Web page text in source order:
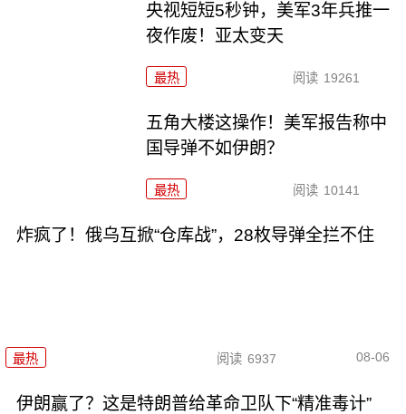
央视短短5秒钟，美军3年兵推一
夜作废！亚太变天
最热 阅读 19261
五角大楼这操作！美军报告称中
国导弹不如伊朗？
最热 阅读 10141
炸疯了！俄乌互掀“仓库战”，28枚导弹全拦不住
最热 阅读 6937 08-06
伊朗赢了？这是特朗普给革命卫队下“精准毒计”